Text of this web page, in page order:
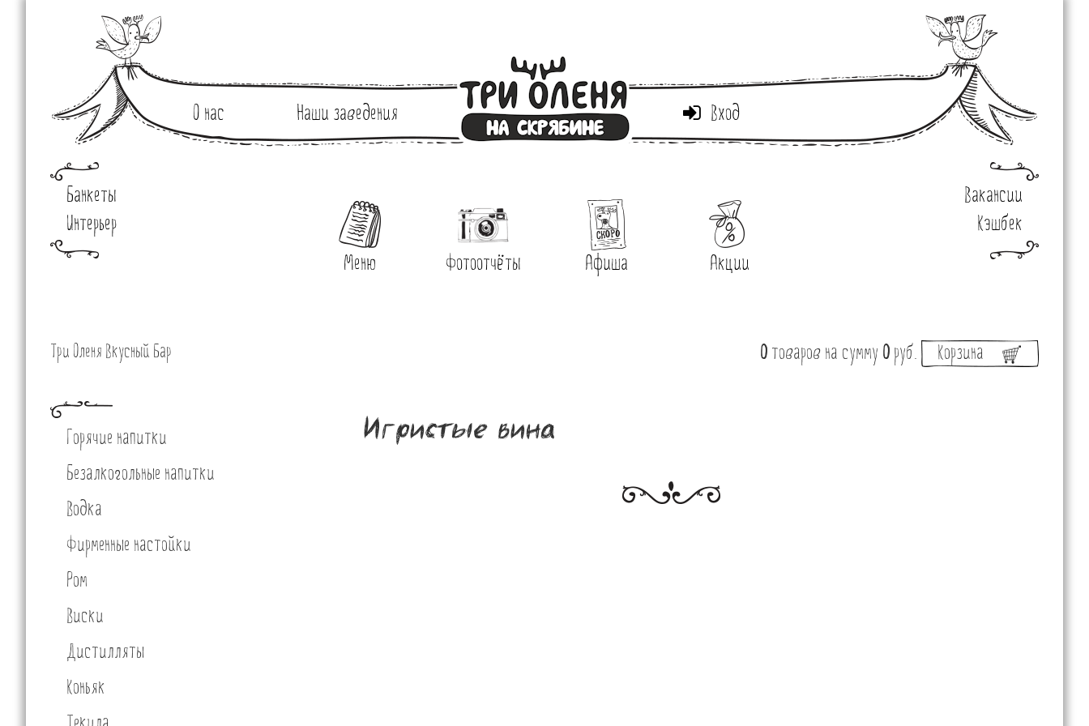
О нас Наши заведения Вход
Банкеты
Интерьер
Меню
Фотоотчёты Афиша Акции
Вакансии
Кэшбек
Три Оленя Вкусный Бар 0 товаровна сумму 0руб. Корзина
Горячие напитки
Безалкогольные напитки
Водка
Фирменные настойки
Ром
Виски
Дистилляты
Коньяк
Игристые вина